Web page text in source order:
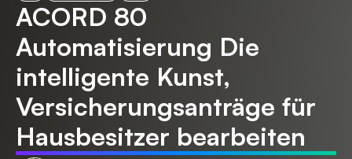
ACORD 80
Automatisierung Die
intelligente Kunst,
Versicherungsanträge für
Hausbesitzer bearbeiten